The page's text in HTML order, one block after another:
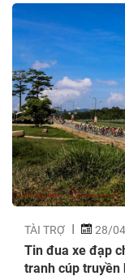
TÀI TRỢ 28/
Tin đua xe đạp
tranh cúp truyền